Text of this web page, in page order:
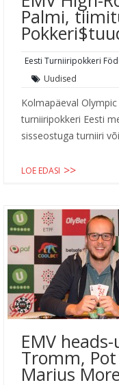
Palmi,
Eesti Turniiripokkeri
Uudised
Kolmapäeval
turniiripokkeri Eesti
sisseostuga turniiri
LOE EDASI
EMV
Tromm,
Marius